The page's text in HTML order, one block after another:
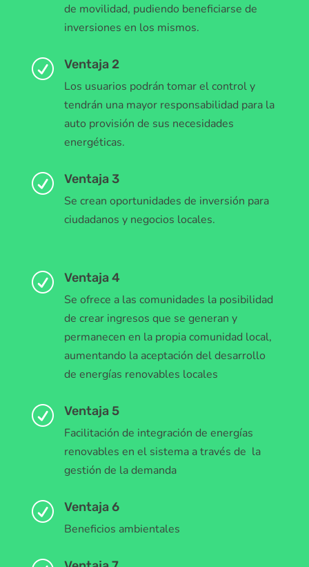
de movilidad, pudiendo beneficiarse de
inversiones en los mismos.
R
Ventaja 2
Los usuarios podrán tomar el control y
tendrán una mayor responsabilidad para la
auto provisión de sus necesidades
energéticas.
R
Ventaja 3
Se crean oportunidades de inversión para
ciudadanos y negocios locales.
R
Ventaja 4
Se ofrece a las comunidades la posibilidad
de crear ingresos que se generan y
permanecen en la propia comunidad local,
aumentando la aceptación del desarrollo
de energías renovables locales
R
Ventaja 5
Facilitación de integración de energías
renovables en el sistema a través de la
gestión de la demanda
R
Ventaja 6
Beneficios ambientales